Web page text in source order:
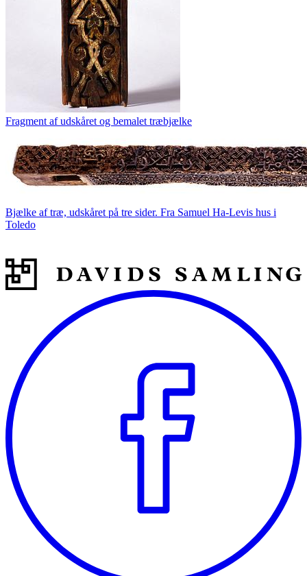
Fragment af udskåret og bemalet træbjælke
Bjælke af træ, udskåret på tre sider. Fra Samuel Ha-Levis hus i
Toledo